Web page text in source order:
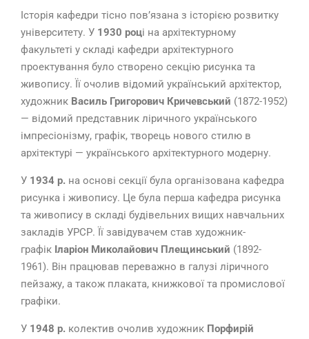
Історія кафедри тісно пов’язана з історією розвитку
університету. У 1930 році на архітектурному
факультеті у складі кафедри архітектурного
проектування було створено секцію рисунка та
живопису. Її очолив відомий український архітектор,
художник Василь Григорович Кричевський (1872-1952)
— відомий представник ліричного українського
імпресіонізму, графік, творець нового стилю в
архітектурі — українського архітектурного модерну.
У 1934 р. на основі секції була організована кафедра
рисунка і живопису. Це була перша кафедра рисунка
та живопису в складі будівельних вищих навчальних
закладів УРСР. Її завідувачем став художник-
графік Іларіон Миколайович Плещинський (1892-
1961). Він працював переважно в галузі ліричного
пейзажу, а також плаката, книжкової та промислової
графіки.
У 1948 р. колектив очолив художник Порфирій